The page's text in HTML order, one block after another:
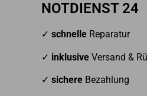
NOTDIENST 24
✓ schnelle Reparatur
✓ inklusive Versand &
✓ sichere Bezahlung